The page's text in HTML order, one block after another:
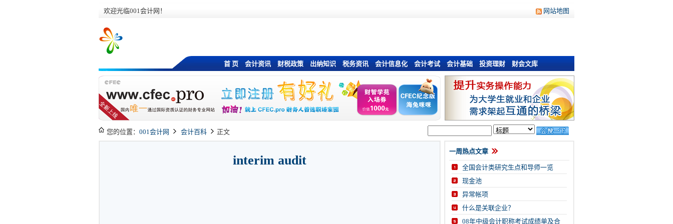
欢迎光临001会计网！ 网站地图
首 页 会计资讯 财税政策 出纳知识 税务资讯 会计信息化 会计考试 会计基础 投资理财 财会文库
您的位置： 001会计网 会计百科 正文
interim audit
一周热点文章
全国会计类研究生点和导师一览
现金池
异常帐项
什么是关联企业？
08年中级会计职称考试成绩单及合